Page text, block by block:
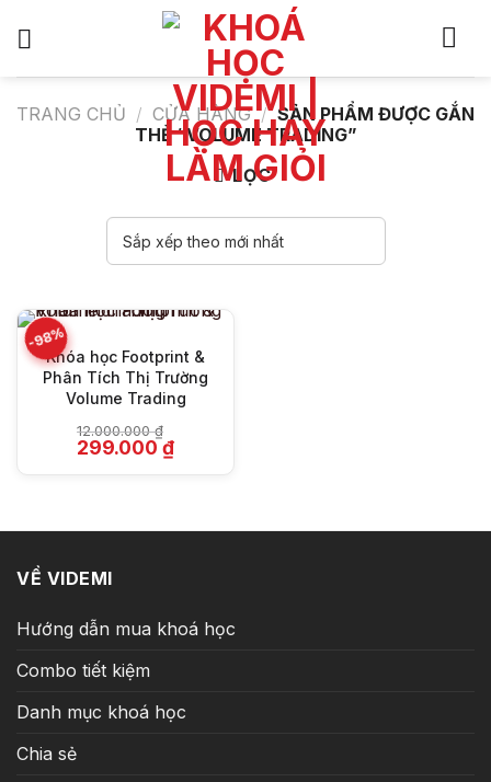
TRANG CHỦ / CỬA HÀNG / SẢN PHẨM ĐƯỢC GẮN
THẺ “VOLUME TRADING”
LỌC
-98%
Khóa học Footprint &
Phân Tích Thị Trường
Volume Trading
12.000.000₫
Giá
gốc
299.000 ₫Giá
VỀ VIDEMI
Hướng dẫn mua khoá học
Combo tiết kiệm
Danh mục khoá học
Chia sẻ